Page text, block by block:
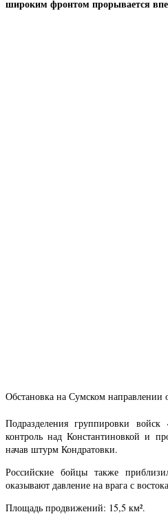
широким фронтом прорывается
Обстановка на Сумском направлении
Подразделения группировки
контроль над Константиновкой и
начав штурм Кондратовки.
Российские бойцы также
оказывают давление на врага с
Площадь продвижений: 15,5 км².